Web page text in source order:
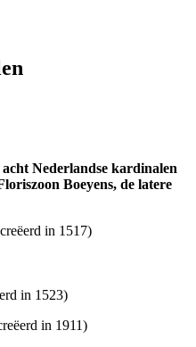
Nederlandse kardinalen
Boeyens, de latere
in 1517)
in 1523)
in 1911)